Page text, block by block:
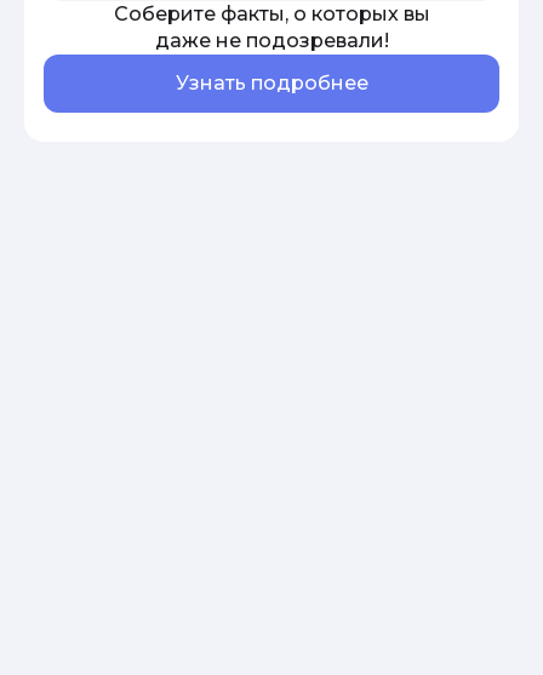
Соберите факты, о которых вы
даже не подозревали!
Узнать подробнее